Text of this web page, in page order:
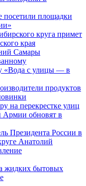
посетили площадки
круга примет
края
Самары
«Вода с улицы — в
продуктов
на перекрестке улиц
Армии обновят в
Президента России в
Анатолий
жидких бытовых